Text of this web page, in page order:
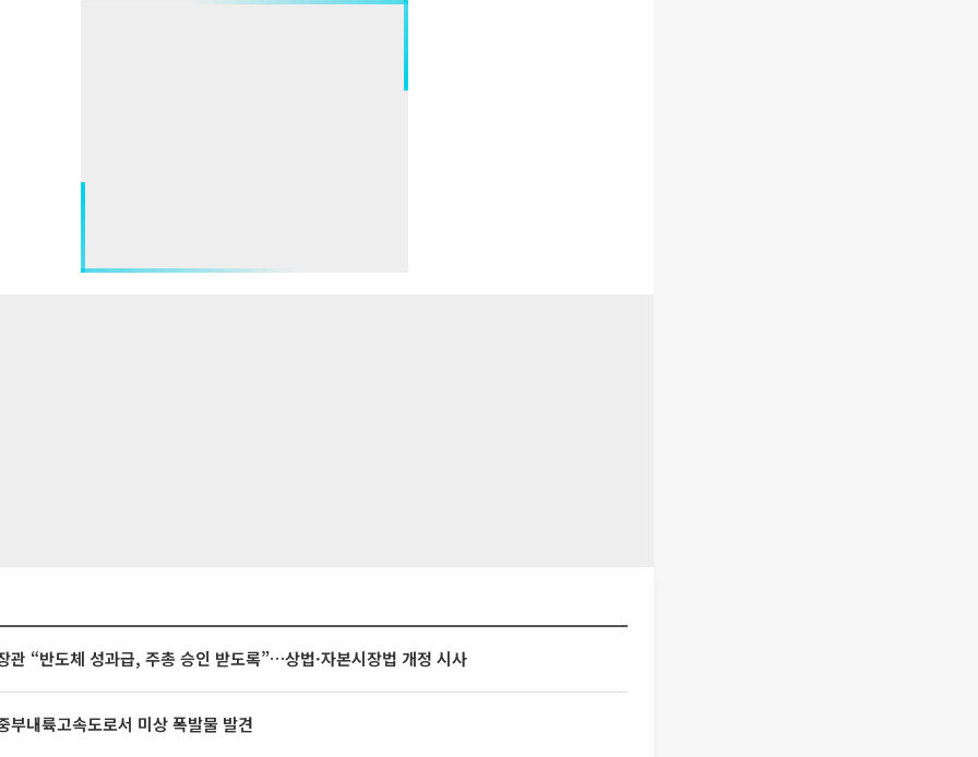
관 “반도체 성과급, 주총 승인 받도록”…상법·자본시장법 개정 시사
부내륙고속도로서 미상 폭발물 발견